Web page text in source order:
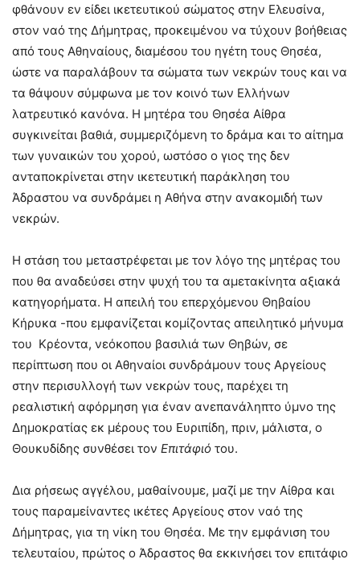
φθάνουν εν είδει ικετευτικού σώματος στην Ελευσίνα,
στον ναό της Δήμητρας, προκειμένου να τύχουν βοήθειας
από τους Αθηναίους, διαμέσου του ηγέτη τους Θησέα,
ώστε να παραλάβουν τα σώματα των νεκρών τους και να
τα θάψουν σύμφωνα με τον κοινό των Ελλήνων
λατρευτικό κανόνα. Η μητέρα του Θησέα Αίθρα
συγκινείται βαθιά, συμμεριζόμενη το δράμα και το αίτημα
των γυναικών του χορού, ωστόσο ο γιος της δεν
ανταποκρίνεται στην ικετευτική παράκληση του
Άδραστου να συνδράμει η Αθήνα στην ανακομιδή των
νεκρών.
Η στάση του μεταστρέφεται με τον λόγο της μητέρας του
που θα αναδεύσει στην ψυχή του τα αμετακίνητα αξιακά
κατηγορήματα. Η απειλή του επερχόμενου Θηβαίου
Κήρυκα -που εμφανίζεται κομίζοντας απειλητικό μήνυμα
του Κρέοντα, νεόκοπου βασιλιά των Θηβών, σε
περίπτωση που οι Αθηναίοι συνδράμουν τους Αργείους
στην περισυλλογή των νεκρών τους, παρέχει τη
ρεαλιστική αφόρμηση για έναν ανεπανάληπτο ύμνο της
Δημοκρατίας εκ μέρους του Ευριπίδη, πριν, μάλιστα, ο
Θουκυδίδης συνθέσει τον Επιτάφιό του.
Δια ρήσεως αγγέλου, μαθαίνουμε, μαζί με την Αίθρα και
τους παραμείναντες ικέτες Αργείους στον ναό της
Δήμητρας, για τη νίκη του Θησέα. Με την εμφάνιση του
τελευταίου, πρώτος ο Άδραστος θα εκκινήσει τον επιτάφιο